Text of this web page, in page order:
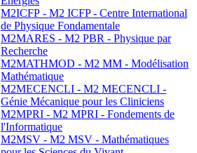
M2ICFP - M2 ICFP - Centre International
de Physique Fondamentale
M2MARES - M2 PBR - Physique par
Recherche
M2MATHMOD - M2 MM - Modélisation
Mathématique
M2MECENCLI - M2 MECENCLI -
Génie Mécanique pour les Cliniciens
M2MPRI - M2 MPRI - Fondements de
l'Informatique
M2MSV - M2 MSV - Mathématiques